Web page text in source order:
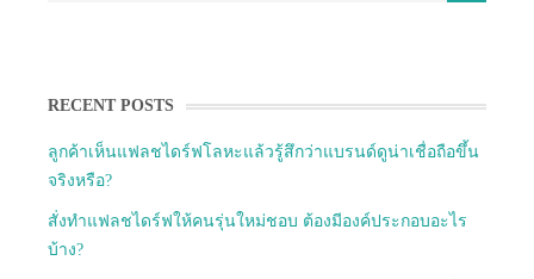
RECENT POSTS
ลูกค้าเห็นแฟลชไดร์ฟโลหะแล้วรู้สึกว่าแบรนด์ดูน่าเชื่อถือขึ้น
จริงหรือ?
สั่งทำแฟลชไดร์ฟให้คนรุ่นใหม่ชอบ ต้องมีองค์ประกอบอะไร
บ้าง?